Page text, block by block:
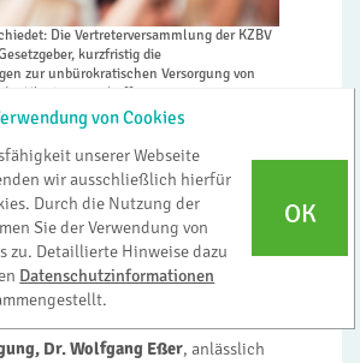
von Cookies
unserer Webseite
wir ausschließlich hierfür
Durch die Nutzung der
Sie der Verwendung von
zu. Detaillierte Hinweise dazu
Datenschutzinformationen
OK
Die Vertreterversammlung der KZBV
kurzfristig die
zur unbürokratischen Versorgung von
Ukraine zu schaffen
steht bereit, Schutzsuchende
zu versorgen
2022 – Die
steht bereit, um Flüchtlinge
schnell und unbürokratisch in
versorgen. Das betonte der
Dr. Wolfgang Eßer, anlässlich